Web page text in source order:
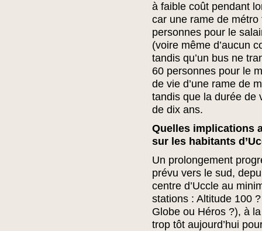
à faible coût pendant
car une rame de
personnes pour le
(voire même d’aucun
tandis qu’un bus ne
60 personnes pour le
de vie d’une rame de
tandis que la durée de
de dix ans.
Quelles implications
sur les habitants
Un prolongement
prévu vers le sud,
centre d’Uccle au
stations : Altitude 100
Globe ou Héros ?), à
trop tôt aujourd’hui